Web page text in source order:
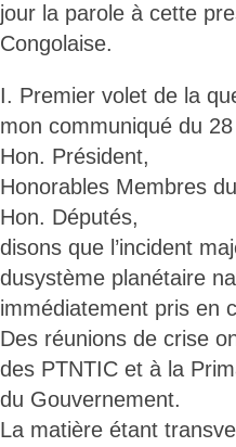
jour la parole à cette
Congolaise.
I. Premier volet de la
mon communiqué du
Hon. Président,
Honorables Membres
Hon. Députés,
disons que l’incident
dusystème planétaire
immédiatement pris en
Des réunions de crise
des PTNTIC et à la
du Gouvernement.
La matière étant